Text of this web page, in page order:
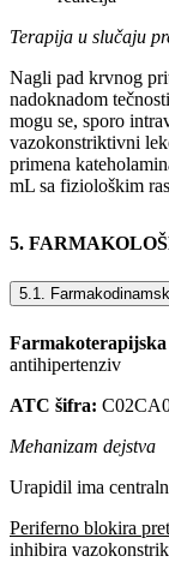
Terapija u slučaju
Nagli pad krvnog
nadoknadom
mogu se, sporo
vazokonstriktivni
primena
mL sa fiziološkim
5.
5.1.
antihipertenziv
ATC šifra:
Mehanizam dejstva
Urapidil ima
Periferno blokira
inhibira